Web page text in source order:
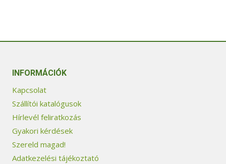
INFORMÁCIÓK
Kapcsolat
Szállítói katalógusok
Hírlevél feliratkozás
Gyakori kérdések
Szereld magad!
Adatkezelési tájékoztató